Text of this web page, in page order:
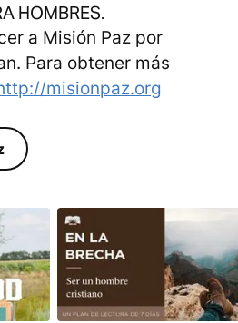
HOMBRES.
a Misión Paz por
Para obtener más
misionpaz.org